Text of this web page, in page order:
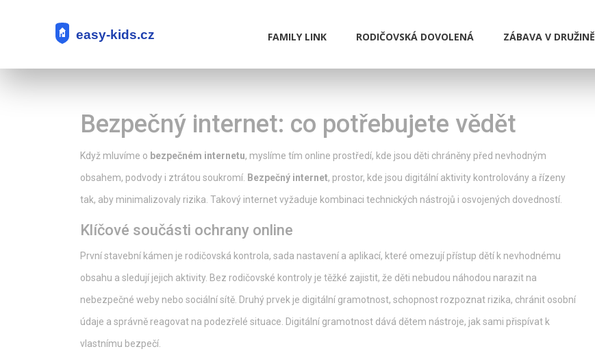
FAMILY LINK RODIČOVSKÁ DOVOLENÁ ZÁBAVA V DRUŽINĚ
Bezpečný internet: co potřebujete vědět
Když mluvíme o bezpečném internetu, myslíme tím online prostředí, kde jsou děti chráněny před nevhodným
obsahem, podvody i ztrátou soukromí. Bezpečný internet, prostor, kde jsou digitální aktivity kontrolovány a řízeny
tak, aby minimalizovaly rizika . Takový internet vyžaduje kombinaci technických nástrojů i osvojených dovedností.
Klíčové součásti ochrany online
První stavební kámen je rodičovská kontrola, sada nastavení a aplikací, které omezují přístup dětí k nevhodnému
obsahu a sledují jejich aktivity. Bez rodičovské kontroly je těžké zajistit, že děti nebudou náhodou narazit na
nebezpečné weby nebo sociální sítě. Druhý prvek je digitální gramotnost, schopnost rozpoznat rizika, chránit osobní
údaje a správně reagovat na podezřelé situace . Digitální gramotnost dává dětem nástroje, jak sami přispívat k
vlastnímu bezpečí.